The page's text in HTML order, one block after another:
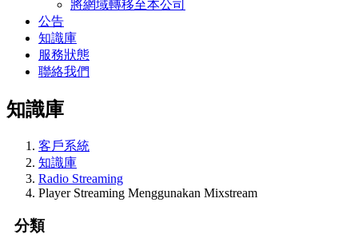
將網域轉移至本公司
公告
知識庫
服務狀態
聯絡我們
知識庫
客戶系統
知識庫
Radio Streaming
Player Streaming Menggunakan Mixstream
分類